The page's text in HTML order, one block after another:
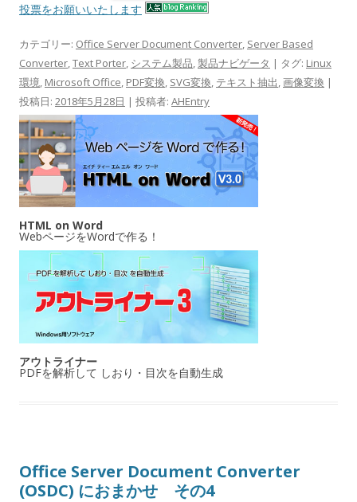
投票をお願いいたします
カテゴリー: Office Server Document Converter, Server Based
Converter,Text Porter, システム製品,製品ナビゲータ | タグ: Linux
環境, Microsoft Office, PDF変換, SVG変換, テキスト抽出,画像変換 |
投稿日: 2018年5月28日 | 投稿者: AHEntry
HTML on Word
WebページをWordで作る！
アウトライナー
PDFを解析して しおり・目次を自動生成
Office Server Document Converter
(OSDC) におまかせ その4